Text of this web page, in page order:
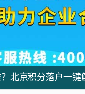
北京积分落户一键